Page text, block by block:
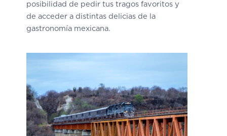
posibilidad de pedir tus tragos favoritos y
de acceder a distintas delicias de la
gastronomía mexicana.